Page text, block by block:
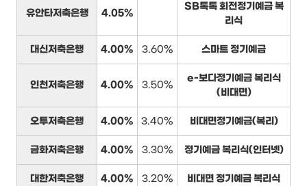
유안타저축은행 4.05%
SB톡톡 회전정기예금 복
리식
대신저축은행 4.00% 3.60% 스마트 정기예금
인천저축은행 4.00% 3.50%
e-보다정기예금 복리식
(비대면)
오투저축은행 4.00% 3.40% 비대면정기예금(복리)
금화저축은행 4.00% 3.30% 정기예금 복리식(인터넷)
대한저축은행 4.00% 3.20% 비대면 정기예금 복리식